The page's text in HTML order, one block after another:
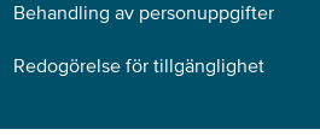
Behandling av personuppgifter
Redogörelse för tillgänglighet